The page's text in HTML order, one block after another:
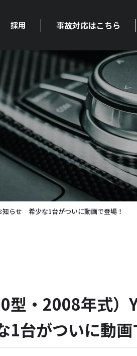
採用 事故対応はこちら
らせ 希少な1台がついに動画で登場！
型・2008年式）
台がついに動画